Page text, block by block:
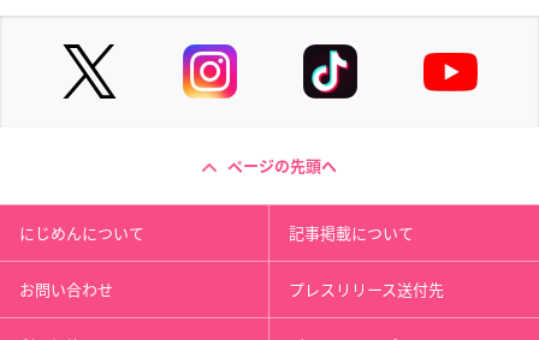
ページの先頭へ
にじめんについて 記事掲載について
お問い合わせ プレスリリース送付先